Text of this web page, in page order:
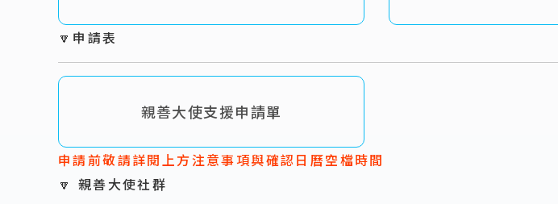
🔽 申請表
親善大使支援申請單
申請前敬請詳閱上方注意事項與確認日曆空檔時間
🔽 親善大使社群